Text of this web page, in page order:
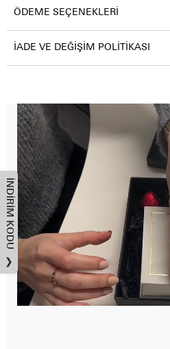
ÖDEME SEÇENEKLERI
İADE VE DEĞIŞIM POLITIKASI
İNDIRIM KODU
❯